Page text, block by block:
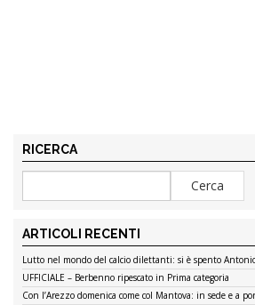
RICERCA
ARTICOLI RECENTI
Lutto nel mondo del calcio dilettanti: si è spento
UFFICIALE – Berbenno ripescato in Prima categoria
Con l’Arezzo domenica come col Mantova: in sede e a